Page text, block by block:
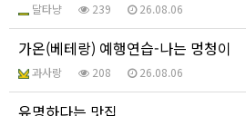
달타냥 239 26.08.06
가온(베테랑) 예행연습-나는 멍청이
과사랑 208 26.08.06
유명하다는 맛집